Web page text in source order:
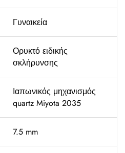
Γυναικεία
Ορυκτό ειδικής
σκλήρυνσης
Ιαπωνικός μηχανισμός
quartz Miyota 2035
7.5 mm